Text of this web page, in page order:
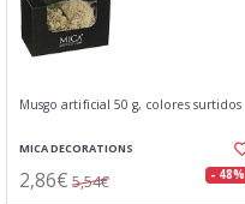
Musgo artificial 50 g, colores surtidos
MICA DECORATIONS
2,86€ 5,54€ - 48%